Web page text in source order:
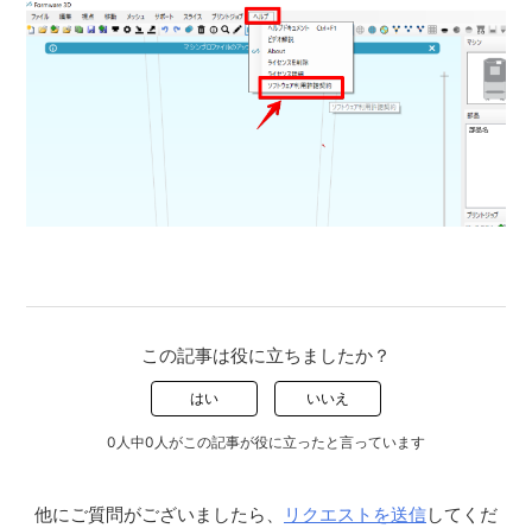
この記事は役に立ちましたか？
はい いいえ
0人中0人がこの記事が役に立ったと言っています
他にご質問がございましたら、 リクエストを送信してくだ